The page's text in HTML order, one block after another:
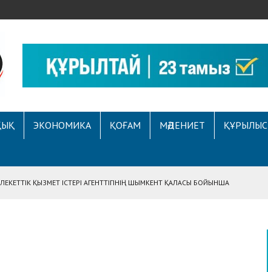
ЭКОНОМИКА ҚОҒАМ МӘДЕНИЕТ ҚҰРЫЛЫС
ҚЫЗМЕТ ІСТЕРІ АГЕНТТІГІНІҢ ШЫМКЕНТ ҚАЛАСЫ БОЙЫНША
САУАТТЫЛЫҚ МӘСЕЛЕЛЕРІ ТАЛҚЫЛАНДЫ
СҰХБАТ БЕРІЛДІ